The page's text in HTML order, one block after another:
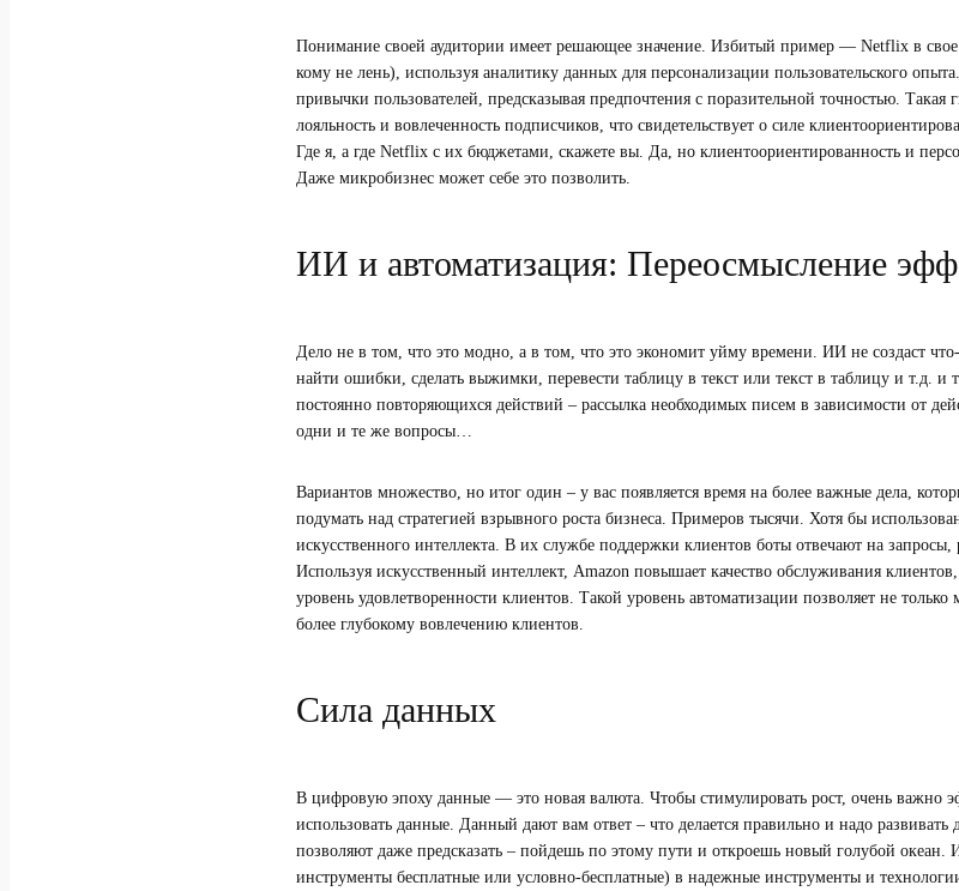
Понимание своей аудитории имеет решающее значение. Избитый пример — Netflix в свое
кому не лень), используя аналитику данных для персонализации пользовательского
привычки пользователей, предсказывая предпочтения с поразительной точностью. Такая
лояльность и вовлеченность подписчиков, что свидетельствует о силе
Где я, а где Netflix с их бюджетами, скажете вы. Да, но клиентоориентированность и
Даже микробизнес может себе это позволить.
ИИ и автоматизация: Переосмысление
Дело не в том, что это модно, а в том, что это экономит уйму времени. ИИ не создаст
найти ошибки, сделать выжимки, перевести таблицу в текст или текст в таблицу и т.д. и
постоянно повторяющихся действий – рассылка необходимых писем в зависимости от
одни и те же вопросы…
Вариантов множество, но итог один – у вас появляется время на более важные дела,
подумать над стратегией взрывного роста бизнеса. Примеров тысячи. Хотя бы
искусственного интеллекта. В их службе поддержки клиентов боты отвечают на
Используя искусственный интеллект, Amazon повышает качество обслуживания
уровень удовлетворенности клиентов. Такой уровень автоматизации позволяет не
более глубокому вовлечению клиентов.
Сила данных
В цифровую эпоху данные — это новая валюта. Чтобы стимулировать рост, очень важно
использовать данные. Данный дают вам ответ – что делается правильно и надо развивать
позволяют даже предсказать – пойдешь по этому пути и откроешь новый голубой океан.
инструменты бесплатные или условно-бесплатные) в надежные инструменты и